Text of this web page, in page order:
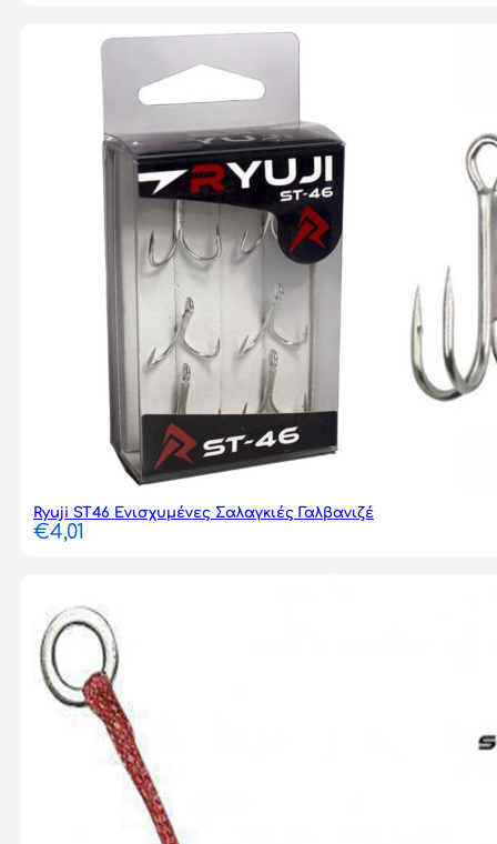
Ryuji ST46 Ενισχυμένες Σαλαγκιές Γαλβανιζέ
€4,01